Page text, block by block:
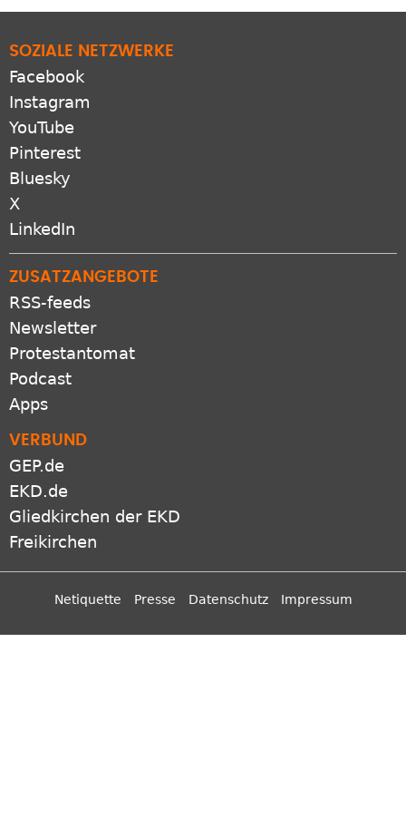
SOZIALE NETZWERKE
Facebook
Instagram
YouTube
Pinterest
Bluesky
X
LinkedIn
ZUSATZANGEBOTE
RSS-feeds
Newsletter
Protestantomat
Podcast
Apps
VERBUND
GEP.de
EKD.de
Gliedkirchen der EKD
Freikirchen
Netiquette Presse Datenschutz Impressum